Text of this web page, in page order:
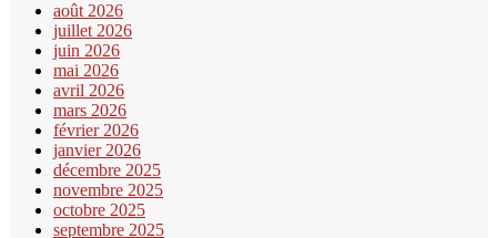
août 2026
juillet 2026
juin 2026
mai 2026
avril 2026
mars 2026
février 2026
janvier 2026
décembre 2025
novembre 2025
octobre 2025
septembre 2025